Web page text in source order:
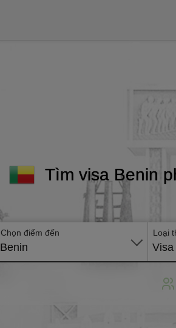
Tìm visa Benin
Chọn điểm đến
Benin
Loại
Visa